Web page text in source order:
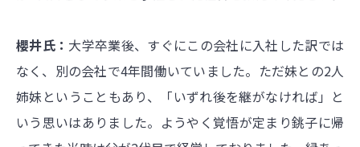
櫻井氏： 大学卒業後、すぐにこの会社に入社した訳では
なく、別の会社で4年間働いていました。ただ妹との2人
姉妹ということもあり、「いずれ後を継がなければ」と
いう思いはありました。ようやく覚悟が定まり銚子に帰